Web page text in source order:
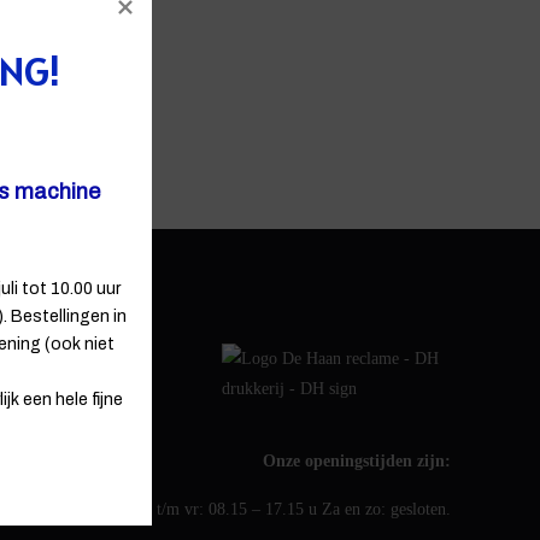
Onze openingstijden zijn:
ma t/m vr: 08.15 – 17.15 u Za en zo: gesloten.
machine
tot 10.00 uur
Bestellingen in
(ook niet
een hele fijne